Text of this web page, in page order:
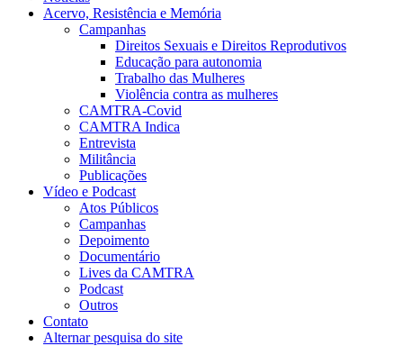
Acervo, Resistência e Memória
Campanhas
Direitos Sexuais e Direitos Reprodutivos
Educação para autonomia
Trabalho das Mulheres
Violência contra as mulheres
CAMTRA-Covid
CAMTRA Indica
Entrevista
Militância
Publicações
Vídeo e Podcast
Atos Públicos
Campanhas
Depoimento
Documentário
Lives da CAMTRA
Podcast
Outros
Contato
Alternar pesquisa do site